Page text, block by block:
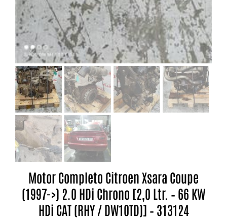
Motor Completo Citroen Xsara Coupe
(1997->) 2.0 HDi Chrono [2,0 Ltr. – 66 KW
HDi CAT (RHY / DW10TD)] – 313124